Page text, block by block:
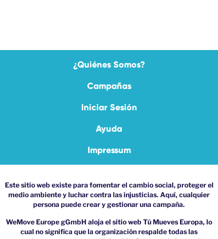
¿Quiénes Somos?
Campañas
Iniciar Sesión
Ayuda
Impressum
Este sitio web existe para fomentar el cambio social, proteger el
medio ambiente y luchar contra las injusticias. Aquí, cualquier
persona puede crear y gestionar una campaña.
WeMove Europe gGmbH aloja el sitio web Tú Mueves Europa, lo
cual no significa que la organización respalde todas las